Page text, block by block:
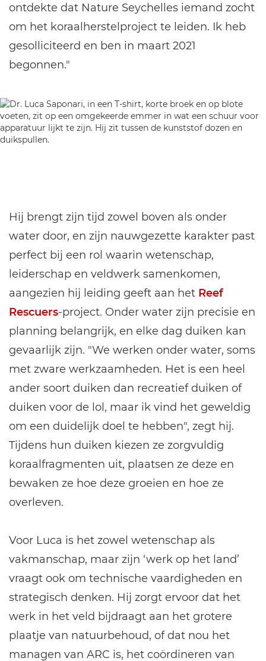
ontdekte dat Nature Seychelles iemand zocht
om het koraalherstelproject te leiden. Ik heb
gesolliciteerd en ben in maart 2021
begonnen."
Hij brengt zijn tijd zowel boven als onder
water door, en zijn nauwgezette karakter past
perfect bij een rol waarin wetenschap,
leiderschap en veldwerk samenkomen,
aangezien hij leiding geeft aan het Reef
Rescuers-project. Onder water zijn precisie en
planning belangrijk, en elke dag duiken kan
gevaarlijk zijn. "We werken onder water, soms
met zware werkzaamheden. Het is een heel
ander soort duiken dan recreatief duiken of
duiken voor de lol, maar ik vind het geweldig
om een duidelijk doel te hebben", zegt hij.
Tijdens hun duiken kiezen ze zorgvuldig
koraalfragmenten uit, plaatsen ze deze en
bewaken ze hoe deze groeien en hoe ze
overleven.
Voor Luca is het zowel wetenschap als
vakmanschap, maar zijn ‘werk op het land’
vraagt ook om technische vaardigheden en
strategisch denken. Hij zorgt ervoor dat het
werk in het veld bijdraagt aan het grotere
plaatje van natuurbehoud, of dat nou het
managen van ARC is, het coördineren van